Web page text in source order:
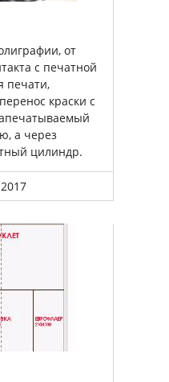
от
с печатной
печати,
краски с
а через
цилиндр.